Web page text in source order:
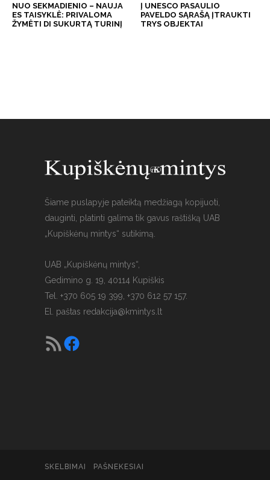
NUO SEKMADIENIO – NAUJA
ES TAISYKLĖ: PRIVALOMA
ŽYMĖTI DI SUKURTĄ TURINĮ
Į UNESCO PASAULIO
PAVELDO SĄRAŠĄ ĮTRAUKTI
TRYS OBJEKTAI
Šiame puslapyje pateiktą medžiagą kopijuoti,
dauginti, platinti galima tik gavus raštišką UAB
„Kupiškėnų mintys“ sutikimą.
UAB „Kupiškėnų mintys“,
Gedimino g. 19, 40114 Kupiškis
Tel. +370 605 19 399, +370 612 57 157.
El. paštas redakcija@kmintys.lt
SKELBIMAI PAŠNEKESIAI